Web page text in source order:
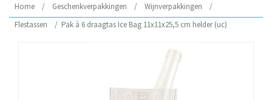
Home / Geschenkverpakkingen / Wijnverpakkingen
/
Flestassen
/ Pak à 6 draagtas Ice Bag 11x11x25,5 cm helder (uc)